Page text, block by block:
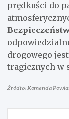
prędkości do
drogowego
tragicznych w
Źródło: Komenda